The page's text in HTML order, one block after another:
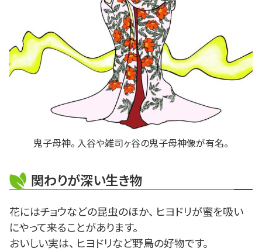
鬼子母神。 入谷や雑司ヶ谷の鬼子母神像が有名。
関わりが深い生き物
花にはチョウなどの昆虫のほか、 ヒヨドリが蜜を吸い
にやって来ることがあります。
おいしい実は、 ヒヨドリなど野鳥の好物です。